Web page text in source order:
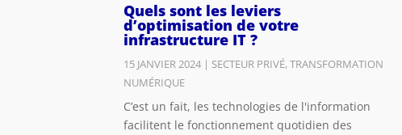
Quels sont les leviers
d’optimisation de votre
infrastructure IT ?
15 JANVIER 2024 | SECTEUR PRIVÉ,TRANSFORMATION
NUMÉRIQUE
C’est un fait, les technologies de l'information
facilitent le fonctionnement quotidien des